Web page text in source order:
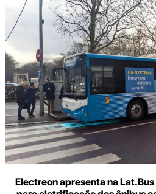
Electreon apresenta na